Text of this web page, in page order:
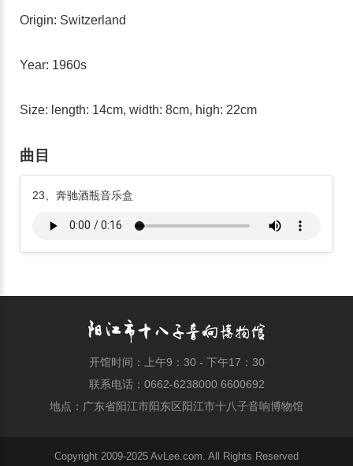
Origin: Switzerland
Year: 1960s
Size: length: 14cm, width: 8cm, high: 22cm
曲目
23、奔驰酒瓶音乐盒
开馆时间：上午9：30 - 下午17：30
联系电话：0662-6238000 6600692
地点：广东省阳江市阳东区阳江市十八子音响博物馆
Copyright 2009-2025 AvLee.com. All Rights Reserved